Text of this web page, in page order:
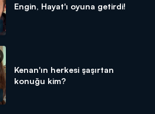
Engin, Hayat'ı oyuna getirdi!
Kenan'ın herkesi şaşırtan
konuğu kim?